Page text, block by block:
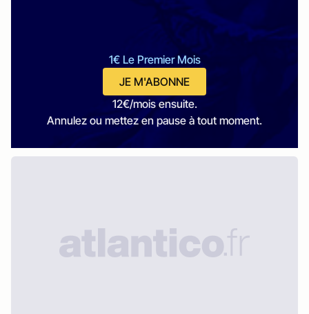
1€ Le Premier Mois
JE M'ABONNE
12€/mois ensuite.
Annulez ou mettez en pause à tout moment.